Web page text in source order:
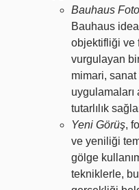
Bauhaus
Bauhaus
objektifliği ve
vurgulayan
mimari, sanat
uygulamaları
tutarlılık
Yeni Görüş,
ve yeniliği
gölge
tekniklerle,